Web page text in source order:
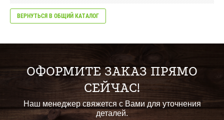
ВЕРНУТЬСЯ В ОБЩИЙ КАТАЛОГ
ОФОРМИТЕ ЗАКАЗ ПРЯМО
СЕЙЧАС!
Наш менеджер свяжется с Вами для уточнения
деталей.